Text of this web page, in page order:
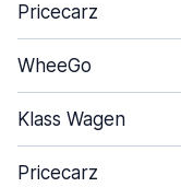
Pricecarz
WheeGo
Klass Wagen
Pricecarz